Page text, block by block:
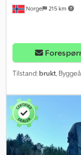
Norge 215 km
Tilstand: brukt,